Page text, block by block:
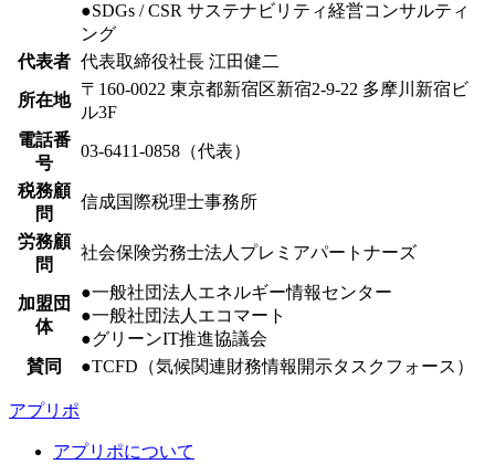
●SDGs / CSR サステナビリティ経営コンサルティ
ング
代表者 代表取締役社長 江田健二
所在地
〒160-0022 東京都新宿区新宿2-9-22 多摩川新宿ビ
ル3F
電話番
号
03-6411-0858（代表）
税務顧
問
信成国際税理士事務所
労務顧
問
社会保険労務士法人プレミアパートナーズ
加盟団
体
●一般社団法人エネルギー情報センター
●一般社団法人エコマート
●グリーンIT推進協議会
賛同
●TCFD（気候関連財務情報開示タスクフォース）
アプリポ
アプリポについて